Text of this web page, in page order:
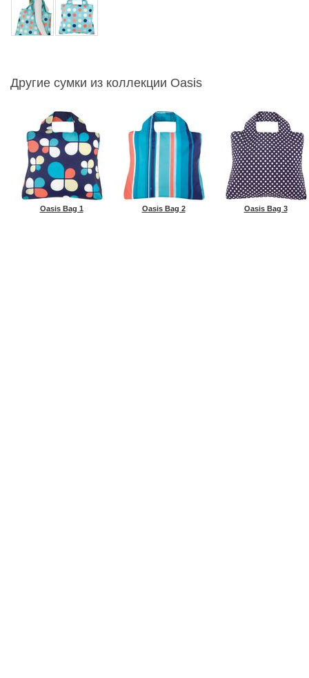
Другие сумки из коллекции Oasis
Oasis Bag 1 Oasis Bag 2 Oasis Bag 3